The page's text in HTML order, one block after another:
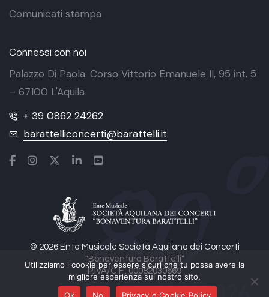
© 2026 Ente Musicale Società Aquilana dei Concerti
"Bonaventura Barattelli"
P.IVA/C.F.: 00082030669
Comunicati stampa
Connessi con noi
Palazzo Di Paola. Corso Vittorio Emanuele II, 95 int. 5
– 67100 L'Aquila
+ 39 0862 24262
barattelliconcerti@barattelli.it
Utilizziamo i cookie per essere sicuri che tu possa avere la
migliore esperienza sul nostro sito.
Ok
No Privacy e Cookie Policy